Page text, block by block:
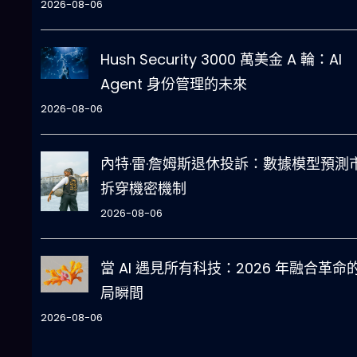
2026-08-06
Hush Security 3000 萬美金 A 輪：AI
Agent 身份管理的未來
2026-08-06
內特·雷·詹姆斯退休投訴：數據模型預測
拆穿機密機制
2026-08-06
當 AI 遇見所有科技：2026 年融合革命
局瞬間
2026-08-06